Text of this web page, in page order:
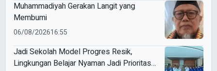
Muhammadiyah Gerakan Langit yang
Membumi
06/08/202616:55
Jadi Sekolah Model Progres Resik,
Lingkungan Belajar Nyaman Jadi Prioritas